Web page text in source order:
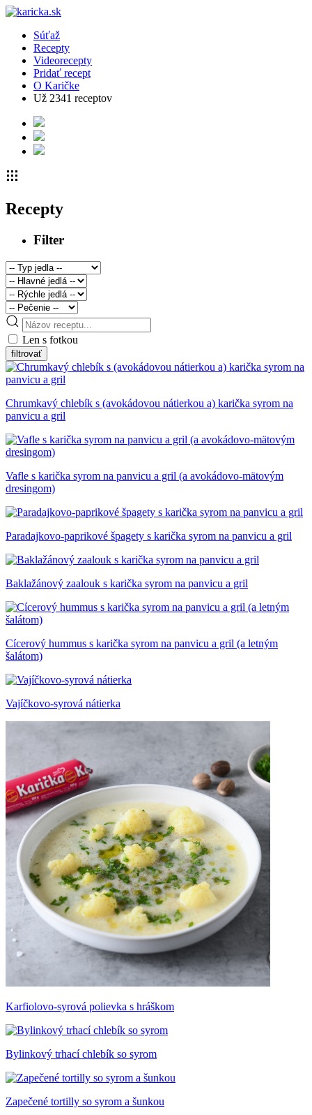
Súťaž
Recepty
Videorecepty
Pridať recept
O Karičke
Už 2341 receptov
Recepty
Filter
Len s fotkou
Chrumkavý chlebík s (avokádovou nátierkou a) karička syrom na
panvicu a gril
Vafle s karička syrom na panvicu a gril (a avokádovo-mätovým
dresingom)
Paradajkovo-paprikové špagety s karička syrom na panvicu a gril
Baklažánový zaalouk s karička syrom na panvicu a gril
Cícerový hummus s karička syrom na panvicu a gril (a letným
šalátom)
Vajíčkovo-syrová nátierka
Karfiolovo-syrová polievka s hráškom
Bylinkový trhací chlebík so syrom
Zapečené tortilly so syrom a šunkou